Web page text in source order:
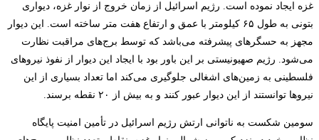
غزه ایجاد نموده است. رژیم اسرائیل از زمان خروج از نوار غزه، دیواری
بتونی به طول ۶۵ کیلومتر با عمق و ارتفاع هفت متر ساخته است. این دیوار
مجهز به حسگرهای پیشرفته می‌­باشد که توسط برج­‌های مراقبت نظارت
می‌شود. رژیم صهیونیستی بر این باور بود با ایجاد این دیوار از نفوذ نیروهای
فلسطینی به زمین­‌های اشغالی جلوگیری می­‌کند اما تعداد بسیاری از این
نیروها توانستند از این دیوار عبور کنند و به بیش از ۲۰ نقطه برسند.
سومین شکست به ناتوانی ارتش رژیم اسرائیل در تأمین امنیت پایگاه